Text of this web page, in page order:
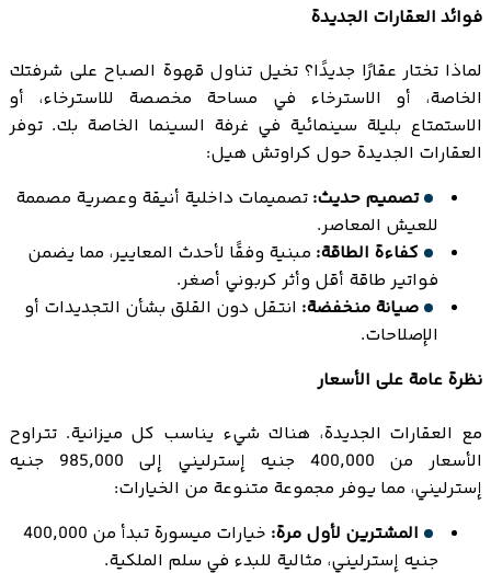
فوائد العقارات الجديدة
لماذا تختار عقارًا جديدًا؟ تخيل تناول قهوة الصباح على شرفتك
الخاصة، أو الاسترخاء في مساحة مخصصة للاسترخاء، أو
الاستمتاع بليلة سينمائية في غرفة السينما الخاصة بك. توفر
العقارات الجديدة حول كراوتش هيل:
تصميم حديث: تصميمات داخلية أنيقة وعصرية مصممة
للعيش المعاصر.
كفاءة الطاقة: مبنية وفقًا لأحدث المعايير، مما يضمن
فواتير طاقة أقل وأثر كربوني أصغر.
صيانة منخفضة: انتقل دون القلق بشأن التجديدات أو
الإصلاحات.
نظرة عامة على الأسعار
مع العقارات الجديدة، هناك شيء يناسب كل ميزانية. تتراوح
الأسعار من 400,000 جنيه إسترليني إلى 985,000 جنيه
إسترليني، مما يوفر مجموعة متنوعة من الخيارات:
المشترين لأول مرة:
خيارات ميسورة تبدأ من 400,000
جنيه إسترليني، مثالية للبدء في سلم الملكية.